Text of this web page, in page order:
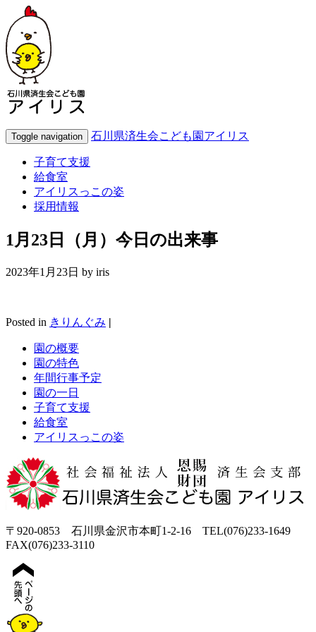
Toggle navigation 石川県済生会こども園アイリス
子育て支援
給食室
アイリスっこの姿
採用情報
1月23日（月）今日の出来事
2023年1月23日 by iris
Posted in きりんぐみ |
園の概要
園の特色
年間行事予定
園の一日
子育て支援
給食室
アイリスっこの姿
〒920-0853 石川県金沢市本町1-2-16 TEL(076)233-1649
FAX(076)233-3110